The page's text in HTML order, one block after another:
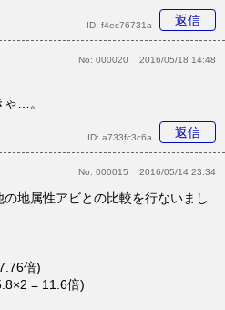
返信
ID: f4ec76731a
No: 000020 2016/05/18 14:48
ゃ…。
返信
ID: a733fc3c6a
No: 000015 2016/05/14 23:34
地属性アビとの比較を行ないまし
倍)
= 11.6倍)